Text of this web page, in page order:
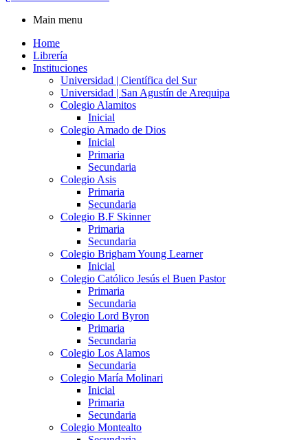
Main menu
Home
Librería
Instituciones
Universidad | Científica del Sur
Universidad | San Agustín de Arequipa
Colegio Alamitos
Inicial
Colegio Amado de Dios
Inicial
Primaria
Secundaria
Colegio Asis
Primaria
Secundaria
Colegio B.F Skinner
Primaria
Secundaria
Colegio Brigham Young Learner
Inicial
Colegio Católico Jesús el Buen Pastor
Primaria
Secundaria
Colegio Lord Byron
Primaria
Secundaria
Colegio Los Alamos
Secundaria
Colegio María Molinari
Inicial
Primaria
Secundaria
Colegio Montealto